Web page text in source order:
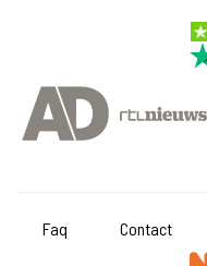
Faq Contact